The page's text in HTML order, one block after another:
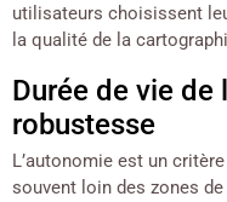
utilisateurs choisissent
la qualité de la
Durée de vie de
robustesse
L’autonomie est un
souvent loin des zones